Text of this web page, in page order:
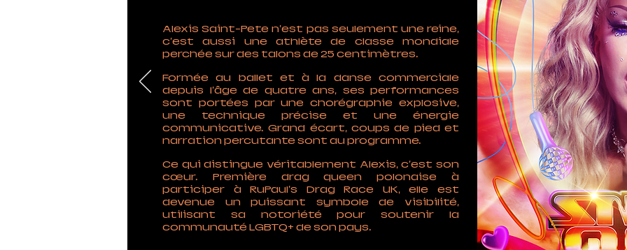
Alexis Saint-Pete n'est pas seulement une reine,
c'est aussi une athlète de classe mondiale
perchée sur des talons de 25 centimètres.
Formée au ballet et à la danse commerciale
depuis l'âge de quatre ans, ses performances
sont portées par une chorégraphie explosive,
une technique précise et une énergie
communicative. Grand écart, coups de pied et
narration percutante sont au programme.
Ce qui distingue véritablement Alexis, c'est son
cœur. Première drag queen polonaise à
participer à RuPaul's Drag Race UK, elle est
devenue un puissant symbole de visibilité,
utilisant sa notoriété pour soutenir la
communauté LGBTQ+ de son pays.